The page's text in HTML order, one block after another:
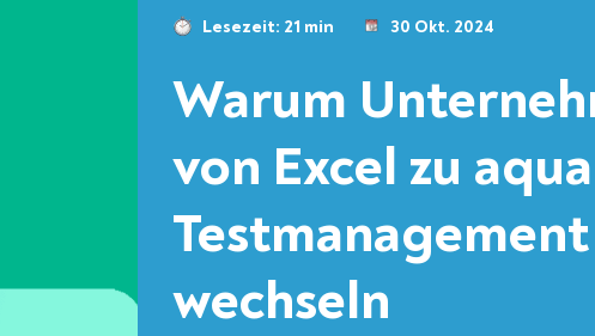
Lesezeit: 21 min 30 Okt. 2024
Warum
von Excel zu aqua
Testmanagement
wechseln